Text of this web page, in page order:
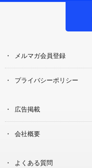
メルマガ会員登録
プライバシーポリシー
広告掲載
会社概要
よくある質問